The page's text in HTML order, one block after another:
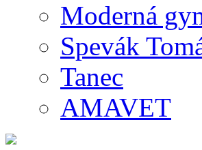
Moderná
Spevák
Tanec
AMAVET